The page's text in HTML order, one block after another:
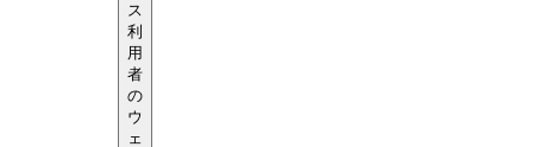
ス
利
用
者
の
ウ
ェ